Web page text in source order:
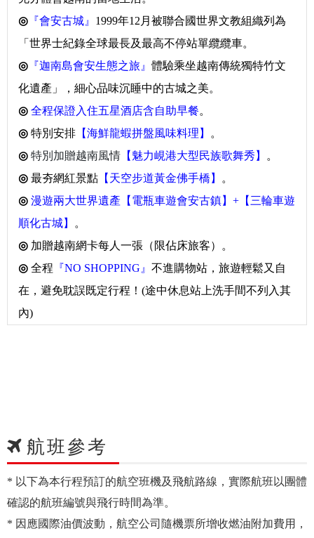
◎ 『會安古城』 1999年12月被聯合國世界文教組織列為
「世界士紀錄全球最長及最高不停站單纜纜車。
◎ 『迦南島會安生態之旅』 體驗乘坐越南傳統獨特竹文
化遺產」，細心品味沉睡中的古城之美。
◎ 全程保證入住五星酒店含自助早餐。
◎ 特別安排 【海鮮龍蝦拼盤風味料理】
。
◎ 特別加贈越南風情 【魅力峴港大型民族歌舞秀】
。
◎ 最夯網紅景點 【天空步道黃金佛手橋】
。
◎ 漫遊兩大世界遺產【電瓶車遊會安古鎮】+【三輪車遊
順化古城】
。
◎ 加贈越南網卡每人一張（限佔床旅客）。
◎ 全程 『NO SHOPPING』 不進購物站，旅遊輕鬆又自
在，避免耽誤既定行程！(途中休息站上洗手間不列入其
內)
航班參考
* 以下為本行程預訂的航空班機及飛航路線，實際航班以團體
確認的航班編號與飛行時間為準。
* 因應國際油價波動，航空公司隨機票所增收燃油附加費用，